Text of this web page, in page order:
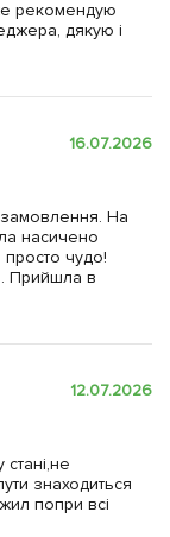
рекомендую
дякую і
16.07.2026
На
насичено
чудо!
Прийшла в
12.07.2026
знаходиться
попри всі